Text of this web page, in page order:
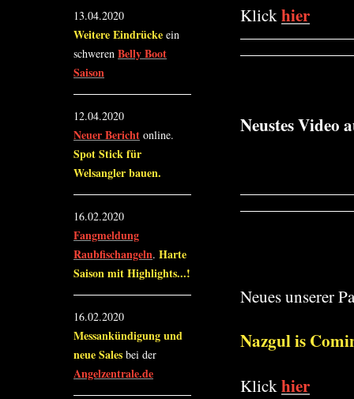
Klickhier
Neustes Video
Neues unserer
Nazgul is
Klickhier
13.04.2020
Weitere Eindrücke ein
schweren Belly Boot
Saison
12.04.2020
Neuer Bericht online.
Spot Stick für
Welsangler bauen.
16.02.2020
Fangmeldung
Raubfischangeln. Harte
Saison mit Highlights...!
16.02.2020
Messankündigung und
neue Sales bei der
Angelzentrale.de